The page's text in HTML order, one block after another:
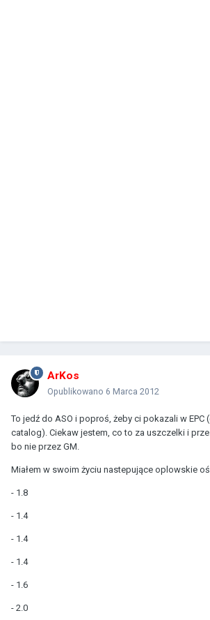
ArKos
Opublikowano 6 Marca 2012
To jedź do ASO i poproś, żeby ci pokazali w EPC
catalog). Ciekaw jestem, co to za uszczelki i
bo nie przez GM.
Miałem w swoim życiu nastepujące oplowskie
- 1.8
- 1.4
- 1.4
- 1.4
- 1.6
- 2.0